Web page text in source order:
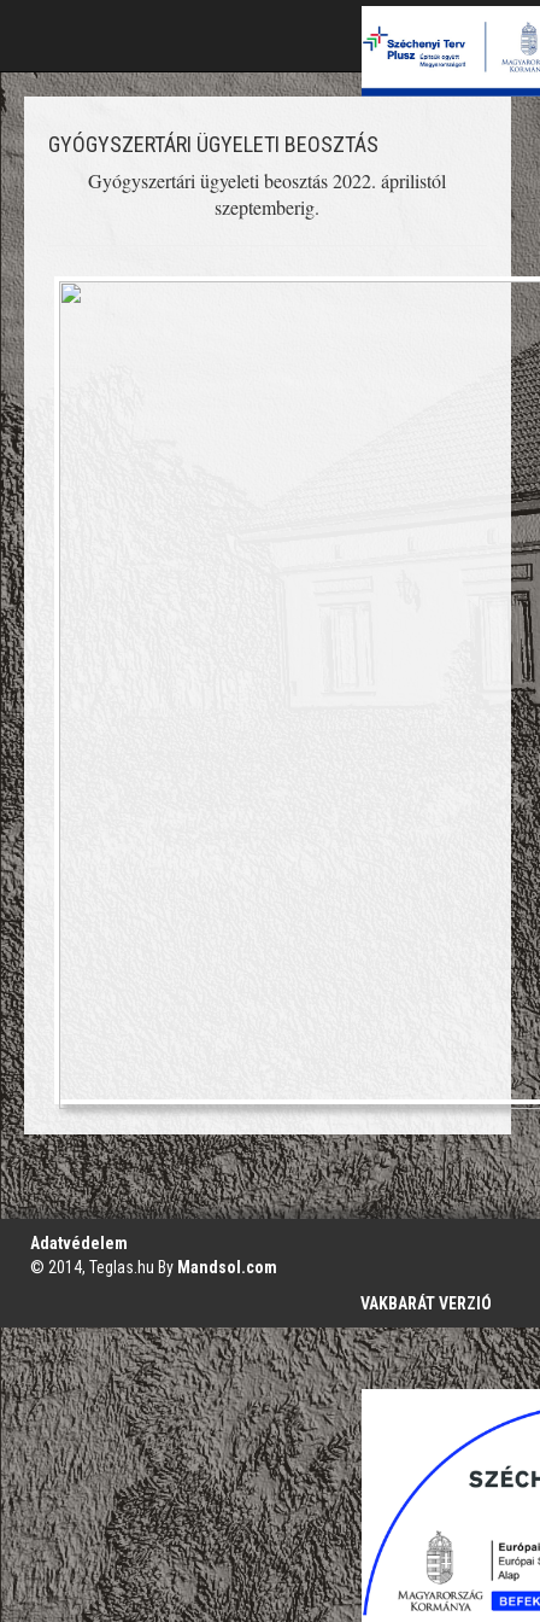
GYÓGYSZERTÁRI ÜGYELETI BEOSZTÁS
Gyógyszertári ügyeleti beosztás 2022. áprilistól
szeptemberig.
';
Adatvédelem
© 2014, Teglas.hu By Mandsol.com
VAKBARÁT VERZIÓ